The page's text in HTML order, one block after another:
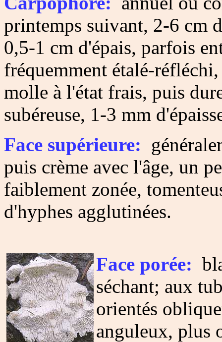
printemps suivant, 2-6 cm
0,5-1 cm d'épais, parfois
fréquemment étalé-
molle à l'état frais, puis
subéreuse, 1-3 mm
Face supérieure:
puis crème avec l'âge, un
faiblement zonée,
d'hyphes agglutinées.
Face porée:
séchant; aux
orientés
anguleux, plus